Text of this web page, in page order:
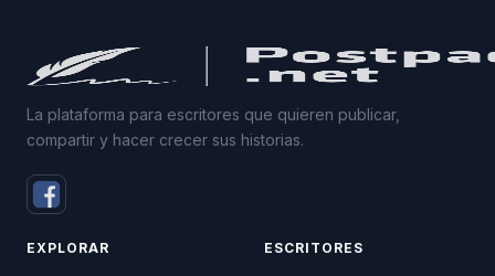
La plataforma para escritores que quieren publicar,
compartir y hacer crecer sus historias.
EXPLORAR ESCRITORES